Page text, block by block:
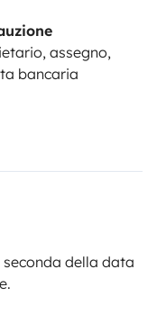
assegno,
bancaria
della data